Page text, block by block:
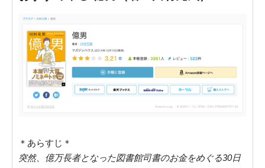
＊あらすじ＊
突然、億万長者となった図書館司書のお金をめぐる30日